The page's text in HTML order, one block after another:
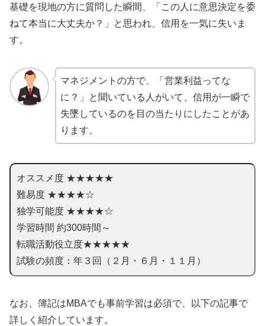
基礎を現地の方に質問した瞬間、「この人に意思決定を委
ねて本当に大丈夫か？」と思われ、信用を一気に失いま
す。
マネジメントの方で、「営業利益ってな
に？」と聞いている人がいて、信用が一瞬で
失墜しているのを目の当たりにしたことがあ
ります。
オススメ度 ★★★★★
難易度 ★★★★☆
独学可能度 ★★★★☆
学習時間 約300時間～
転職活動役立度★★★★★
試験の頻度：年３回（２月・６月・１１月）
なお、簿記はMBAでも事前学習は必須で、以下の記事で
詳しく紹介しています。